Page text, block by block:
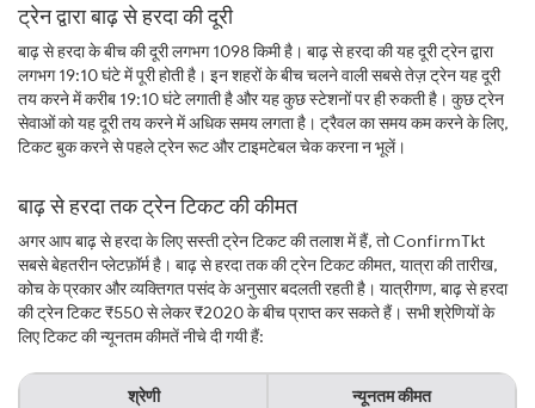
ट्रेन द्वारा बाढ़ से हरदा की दूरी
बाढ़ से हरदा के बीच की दूरी लगभग 1098 किमी है। बाढ़ से हरदा की यह दूरी ट्रेन द्वारा
लगभग 19:10 घंटे में पूरी होती है। इन शहरों के बीच चलने वाली सबसे तेज़ ट्रेन यह दूरी
तय करने में करीब 19:10 घंटे लगाती है और यह कुछ स्टेशनों पर ही रुकती है। कुछ ट्रेन
सेवाओं को यह दूरी तय करने में अधिक समय लगता है। ट्रैवल का समय कम करने के लिए,
टिकट बुक करने से पहले ट्रेन रूट और टाइमटेबल चेक करना न भूलें।
बाढ़ से हरदा तक ट्रेन टिकट की कीमत
अगर आप बाढ़ से हरदा के लिए सस्ती ट्रेन टिकट की तलाश में हैं, तो ConfirmTkt
सबसे बेहतरीन प्लेटफ़ॉर्म है। बाढ़ से हरदा तक की ट्रेन टिकट कीमत, यात्रा की तारीख,
कोच के प्रकार और व्यक्तिगत पसंद के अनुसार बदलती रहती है। यात्रीगण, बाढ़ से हरदा
की ट्रेन टिकट ₹550 से लेकर ₹2020 के बीच प्राप्त कर सकते हैं। सभी श्रेणियों के
लिए टिकट की न्यूनतम कीमतें नीचे दी गयी हैं:
श्रेणी न्यूनतम कीमत